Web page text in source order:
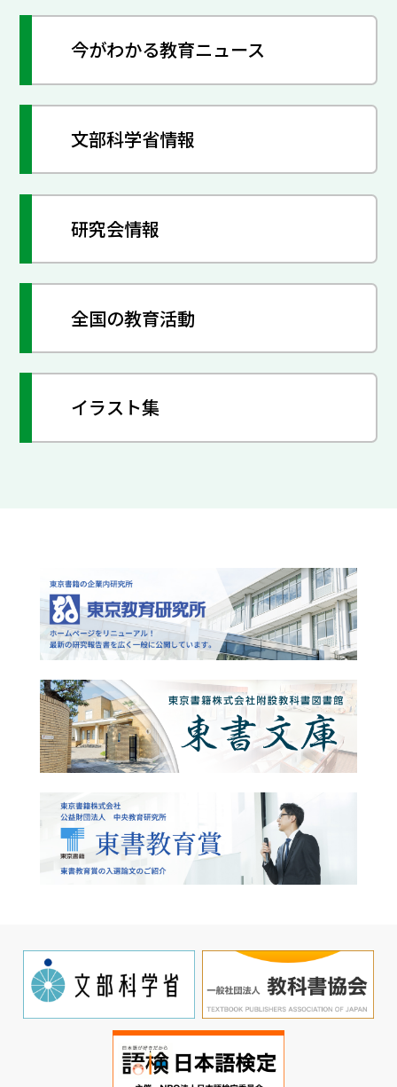
今がわかる教育ニュース
文部科学省情報
研究会情報
全国の教育活動
イラスト集